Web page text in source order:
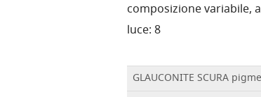
composizione variabile,
luce: 8
GLAUCONITE SCURA